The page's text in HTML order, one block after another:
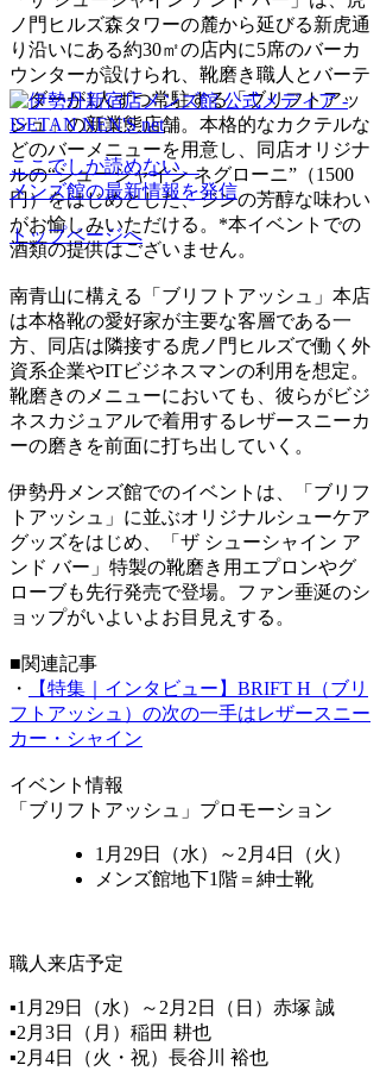
ノ門ヒルズ森タワーの麓から延びる新虎通
り沿いにある約30㎡の店内に5席のバーカ
ウンターが設けられ、靴磨き職人とバーテ
ンダーが1人ずつ常駐する「ブリフトアッ
シュ」の新業態店舗。本格的なカクテルな
どのバーメニューを用意し、同店オリジナ
ルの“シューシャイン ネグローニ”（1500
円）をはじめとした、ジンの芳醇な味わい
がお愉しみいただける。*本イベントでの
酒類の提供はございません。
南青山に構える「ブリフトアッシュ」本店
は本格靴の愛好家が主要な客層である一
方、同店は隣接する虎ノ門ヒルズで働く外
資系企業やITビジネスマンの利用を想定。
靴磨きのメニューにおいても、彼らがビジ
ネスカジュアルで着用するレザースニーカ
ーの磨きを前面に打ち出していく。
伊勢丹メンズ館でのイベントは、「ブリフ
トアッシュ」に並ぶオリジナルシューケア
グッズをはじめ、「ザ シューシャイン ア
ンド バー」特製の靴磨き用エプロンやグ
ローブも先行発売で登場。ファン垂涎のシ
ョップがいよいよお目見えする。
■関連記事
・
【特集｜インタビュー】BRIFT H（ブリ
フトアッシュ）の次の一手はレザースニー
カー・シャイン
イベント情報
「ブリフトアッシュ」プロモーション
1月29日（水）～2月4日（火）
メンズ館地下1階＝紳士靴
職人来店予定
▪1月29日（水）～2月2日（日）赤塚 誠
▪2月3日（月）稲田 耕也
▪2月4日（火・祝）長谷川 裕也
ここでしか読めない、
メンズ館の最新情報を発信
トップページへ